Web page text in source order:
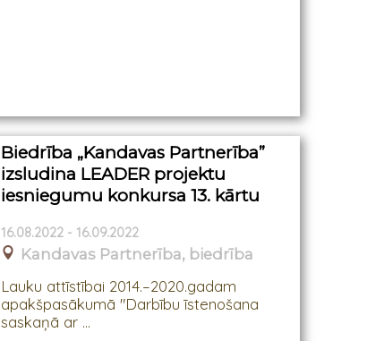
Biedrība „Kandavas Partnerība”
izsludina LEADER projektu
iesniegumu konkursa 13. kārtu
16.08.2022 - 16.09.2022
Kandavas Partnerība, biedrība
Lauku attīstībai 2014.–2020.gadam
apakšpasākumā "Darbību īstenošana
saskaņā ar ...